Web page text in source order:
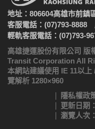
地址：806604高雄市前鎮
客服電話：(07)793-8888
輕軌客服電話：(07)793-
高雄捷運股份有限公司
Transit Corporation All
本網站建議使用 IE 11以
覽解析 1280×960
隱私權政
更新日期
瀏覽人次